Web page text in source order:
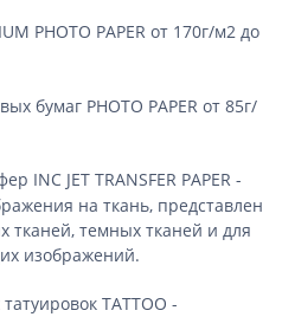
PHOTO PAPER от 170г/м2 до
бумаг PHOTO PAPER от 85г/
INC JET TRANSFER PAPER -
на ткань, представлен
тканей, темных тканей и для
изображений.
TATTOO -